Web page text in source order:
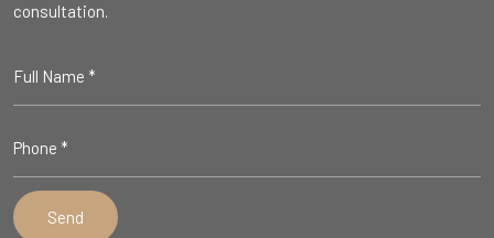
consultation.